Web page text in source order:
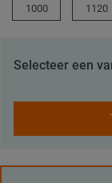
1000 1120
Selecteer een